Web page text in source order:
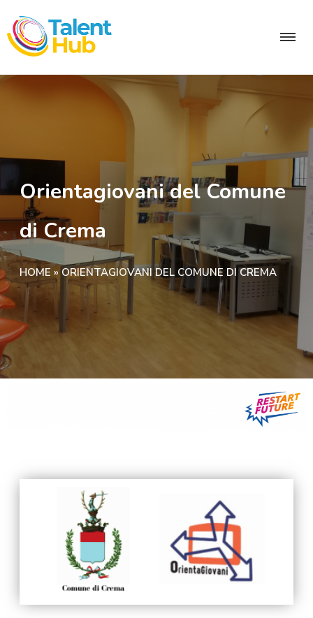
Orientagiovani del Comune
di Crema
HOME » ORIENTAGIOVANI DEL COMUNE DI CREMA